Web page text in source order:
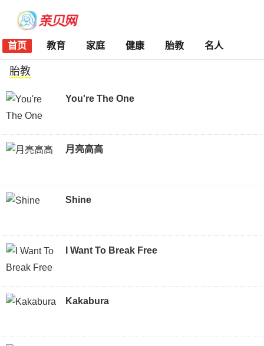
首页 教育 家庭 健康 胎教 名人
胎教
You're The One
月亮高高
Shine
I Want To Break Free
Kakabura